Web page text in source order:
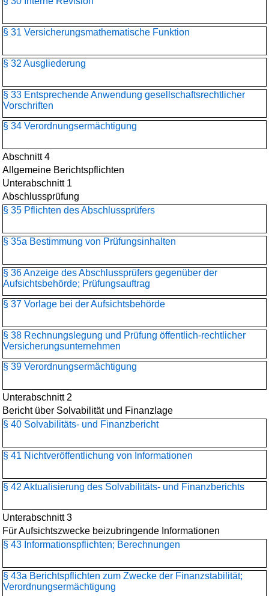
§ 31 Versicherungsmathematische Funktion
§ 32 Ausgliederung
§ 33 Entsprechende Anwendung gesellschaftsrechtlicher
Vorschriften
§ 34 Verordnungsermächtigung
Abschnitt 4
Allgemeine Berichtspflichten
Unterabschnitt 1
Abschlussprüfung
§ 35 Pflichten des Abschlussprüfers
§ 35a Bestimmung von Prüfungsinhalten
§ 36 Anzeige des Abschlussprüfers gegenüber der
Aufsichtsbehörde; Prüfungsauftrag
§ 37 Vorlage bei der Aufsichtsbehörde
§ 38 Rechnungslegung und Prüfung öffentlich-rechtlicher
Versicherungsunternehmen
§ 39 Verordnungsermächtigung
Unterabschnitt 2
Bericht über Solvabilität und Finanzlage
§ 40 Solvabilitäts- und Finanzbericht
§ 41 Nichtveröffentlichung von Informationen
§ 42 Aktualisierung des Solvabilitäts- und Finanzberichts
Unterabschnitt 3
Für Aufsichtszwecke beizubringende Informationen
§ 43 Informationspflichten; Berechnungen
§ 43a Berichtspflichten zum Zwecke der Finanzstabilität;
Verordnungsermächtigung